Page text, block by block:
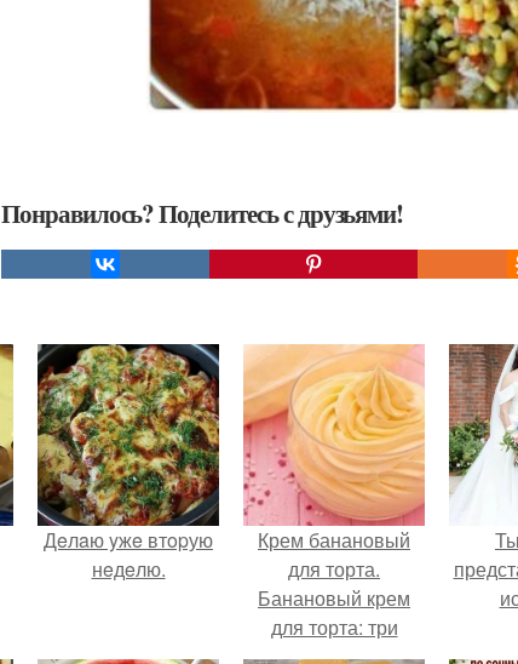
Понравилось? Поделитесь с друзьями!
Дeлaю yжe втopую
нeдeлю.
Крем банановый
для торта.
Банановый крем
для торта: три
рецепта как